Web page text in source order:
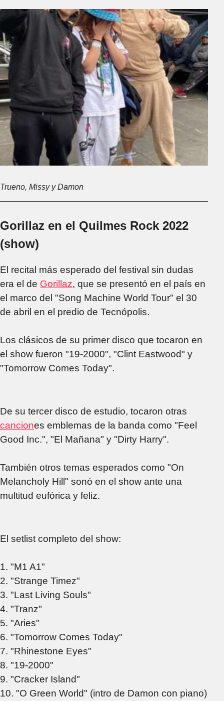
Trueno, Missy y Damon
Gorillaz en el Quilmes Rock 2022
(show)
El recital más esperado del festival sin dudas
era el de Gorillaz, que se presentó en el país en
el marco del "Song Machine World Tour" el 30
de abril en el predio de Tecnópolis.
Los clásicos de su primer disco que tocaron en
el show fueron "19-2000", "Clint Eastwood" y
"Tomorrow Comes Today".
De su tercer disco de estudio, tocaron otras
canciones emblemas de la banda como "Feel
Good Inc.", "El Mañana" y "Dirty Harry".
También otros temas esperados como "On
Melancholy Hill" sonó en el show ante una
multitud eufórica y feliz.
El setlist completo del show:
1. "M1 A1"
2. "Strange Timez"
3. "Last Living Souls"
4. "Tranz"
5. "Aries"
6. "Tomorrow Comes Today"
7. "Rhinestone Eyes"
8. "19-2000"
9. "Cracker Island"
10. "O Green World" (intro de Damon con piano)